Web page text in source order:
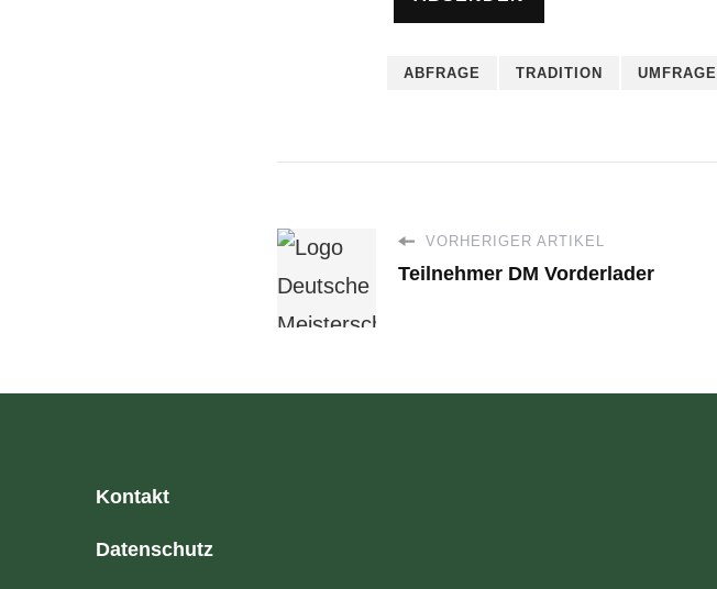
ABFRAGE TRADITION UMFRAGE
VORHERIGER ARTIKEL
Teilnehmer DM Vorderlader
Kontakt
Datenschutz